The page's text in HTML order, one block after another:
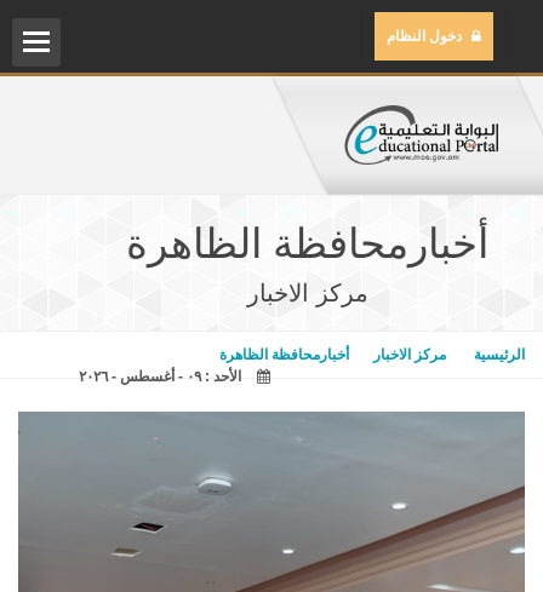
دخول النظام
أخبارمحافظة الظاهرة
مركز الاخبار
الرئيسية مركز الاخبار
أخبارمحافظة الظاهرة
الأحد : ٠٩ - أغسطس - ٢٠٢٦